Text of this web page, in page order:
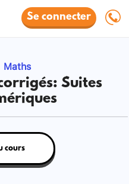
Se connecter
Maths
Suites
cours